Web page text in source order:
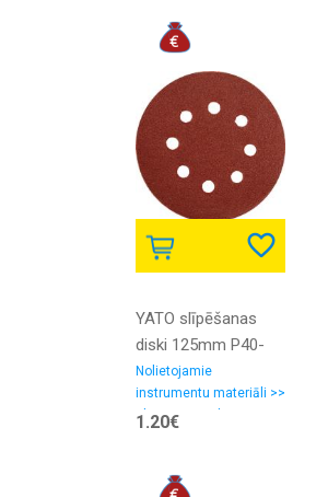
YATO slīpēšanas
diski 125mm P40-
P220 5gab.
Nolietojamie
instrumentu materiāli >>
Slīpēšanas-pulēšanas
1.20€